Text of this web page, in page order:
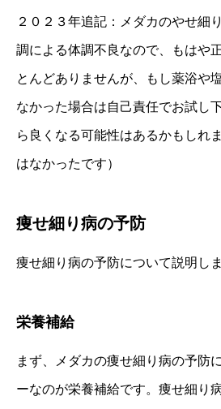
２０２３年追記：メダカのやせ細
調による体調不良なので、もはや
とんどありませんが、もし薬浴や
なかった場合は自己責任でお試し
ら良くなる可能性はあるかもしれ
はなかったです）
痩せ細り病の予防
痩せ細り病の予防について説明しま
栄養補給
まず、メダカの痩せ細り病の予防
ーなのが栄養補給です。痩せ細り